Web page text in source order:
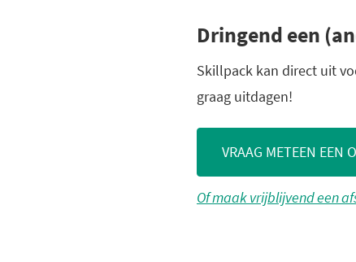
Dringend een
Skillpack kan direct uit
graag uitdagen!
VRAAG METEEN EEN
Of maak vrijblijvend een